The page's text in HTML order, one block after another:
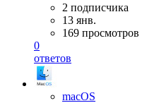
2 подписчика
13 янв.
169 просмотров
0
ответов
macOS